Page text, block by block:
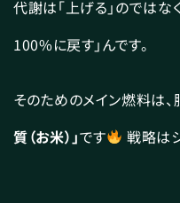
代謝は「上げる」のではな
100%に戻す」んです。
そのためのメイン燃料は
質（お米）」です 戦略は